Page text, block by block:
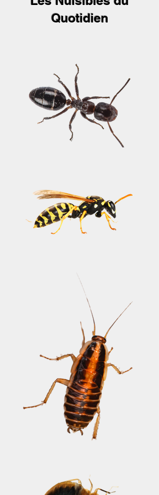
Quotidien